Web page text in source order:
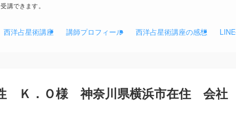
講できます。
西洋占星術講座 講師プロフィール 西洋占星術講座の感想
Ｋ．Ｏ様 神奈川県横浜市在住 会社